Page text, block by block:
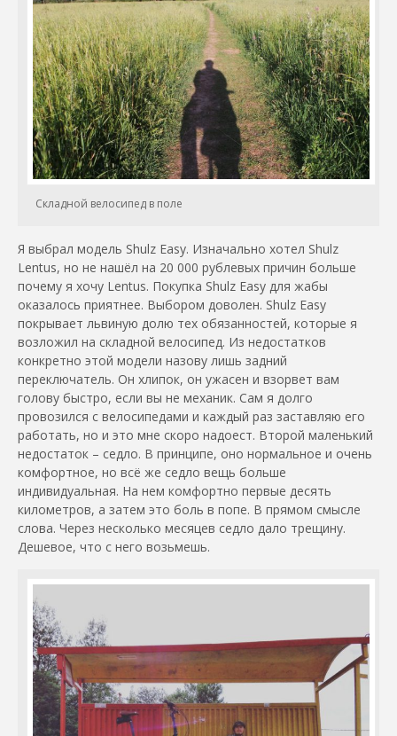
Складной велосипед в поле
Я выбрал модель Shulz Easy. Изначально хотел Shulz
Lentus, но не нашёл на 20 000 рублевых причин больше
почему я хочу Lentus. Покупка Shulz Easy для жабы
оказалось приятнее. Выбором доволен. Shulz Easy
покрывает львиную долю тех обязанностей, которые я
возложил на складной велосипед. Из недостатков
конкретно этой модели назову лишь задний
переключатель. Он хлипок, он ужасен и взорвет вам
голову быстро, если вы не механик. Сам я долго
провозился с велосипедами и каждый раз заставляю его
работать, но и это мне скоро надоест. Второй маленький
недостаток – седло. В принципе, оно нормальное и очень
комфортное, но всё же седло вещь больше
индивидуальная. На нем комфортно первые десять
километров, а затем это боль в попе. В прямом смысле
слова. Через несколько месяцев седло дало трещину.
Дешевое, что с него возьмешь.